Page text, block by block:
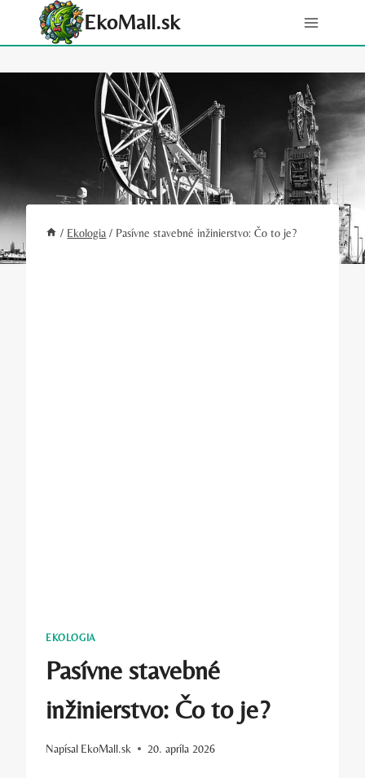
EkoMall.sk
/ Ekologia / Pasívne stavebné inžinierstvo: Čo to je?
EKOLOGIA
Pasívne stavebné
inžinierstvo: Čo to je?
Napísal EkoMall.sk 20. apríla 2026